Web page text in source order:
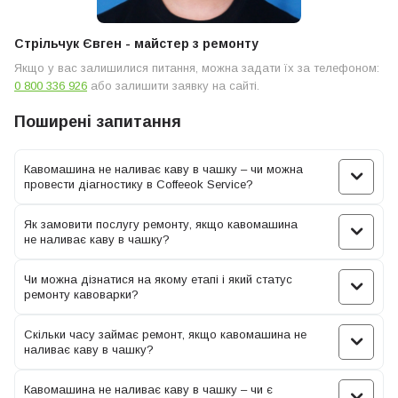
Засмічення фільтра – це основна причина того, чому кавоварка
комплектуючі самостійно, оскільки при неправильному
встановленні фільтра можна утворити повітряну пробку в
системі. Це, у свою чергу, спричинить холосту роботу помпи, що
Поширені запитання
Кавомашина не наливає каву в чашку – чи можна
провести діагностику в Coffeeok Service?
Як замовити послугу ремонту, якщо кавомашина
не наливає каву в чашку?
Чи можна дізнатися на якому етапі і який статус
ремонту кавоварки?
Скільки часу займає ремонт, якщо кавомашина не
наливає каву в чашку?
Кавомашина не наливає каву в чашку – чи є
Стрільчук Євген - майстер з ремонту
Якщо у вас залишилися питання, можна задати їх за телефоном:
0 800 336 926 або залишити заявку на сайті.